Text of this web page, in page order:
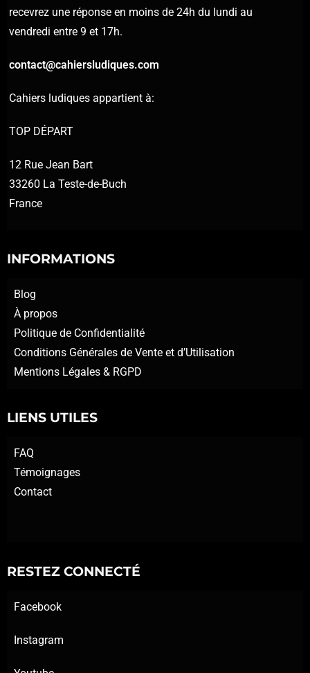
recevrez une réponse en moins de 24h du lundi au
vendredi entre 9 et 17h.
contact@cahiersludiques.com
Cahiers ludiques appartient à:
TOP DÉPART
12 Rue Jean Bart
33260 La Teste-de-Buch
France
INFORMATIONS
Blog
À propos
Politique de Confidentialité
Conditions Générales de Vente et d’Utilisation
Mentions Légales & RGPD
LIENS UTILES
FAQ
Témoignages
Contact
RESTEZ CONNECTÉ
Facebook
Instagram